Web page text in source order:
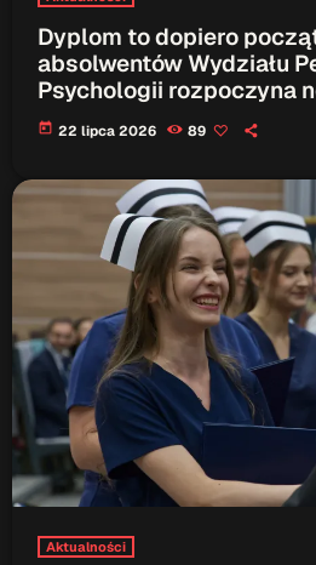
Dyplom to dopiero
absolwentów Wydziału
Psychologii rozpoczyna
today 22 lipca 2026 89
Aktualności